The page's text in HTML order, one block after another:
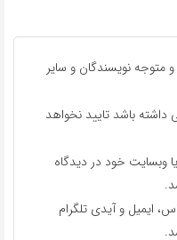
متوجه نویسندگان و سایر
داشته باشد تایید نخواهد
وبسایت خود در دیدگاه
ایمیل و آیدی تلگرام